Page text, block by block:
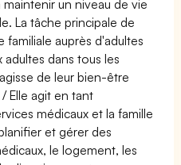
un niveau de vie
La tâche principale de
auprès d'adultes
dans tous les
de leur bien-être
Elle agit en tant
médicaux et la famille
et gérer des
le logement, les